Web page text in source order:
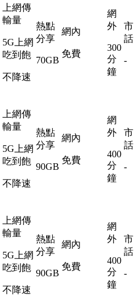
上網傳
輸量
5G上網
吃到飽
不降速
熱點
分享
70GB
網內
免費
網
外
300
分
鐘
市
話
-
上網傳
輸量
5G上網
吃到飽
不降速
熱點
分享
90GB
網內
免費
網
外
400
分
鐘
市
話
-
上網傳
輸量
5G上網
吃到飽
不降速
熱點
分享
90GB
網內
免費
網
外
400
分
鐘
市
話
-